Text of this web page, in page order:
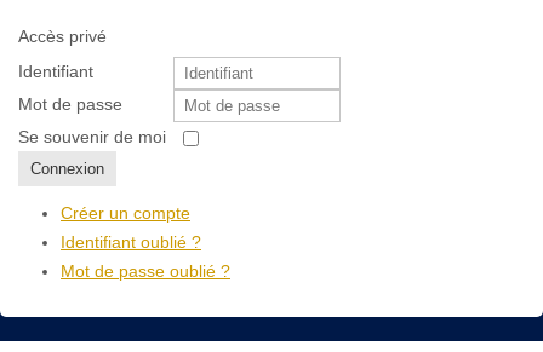
Accès privé
Identifiant
Mot de passe
Se souvenir de moi
Connexion
Créer un compte
Identifiant oublié ?
Mot de passe oublié ?